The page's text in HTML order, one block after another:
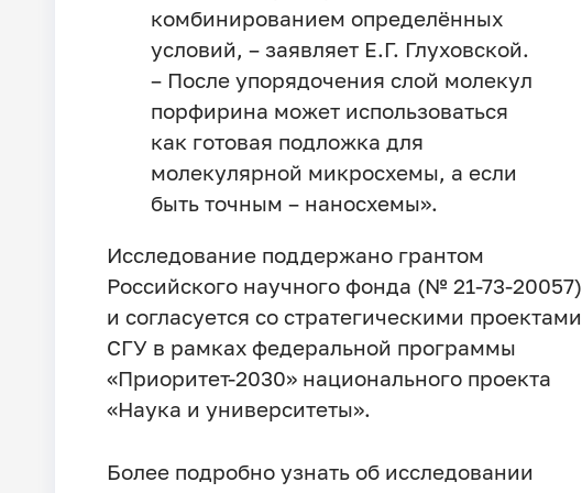
комбинированием определённых
условий, – заявляет Е.Г. Глуховской.
– После упорядочения слой молекул
порфирина может использоваться
как готовая подложка для
молекулярной микросхемы, а если
быть точным – наносхемы».
Исследование поддержано грантом
Российского научного фонда (№ 21-73-20057)
и согласуется со стратегическими проектами
СГУ в рамках федеральной программы
«Приоритет-2030» национального проекта
«Наука и университеты».
Более подробно узнать об исследовании